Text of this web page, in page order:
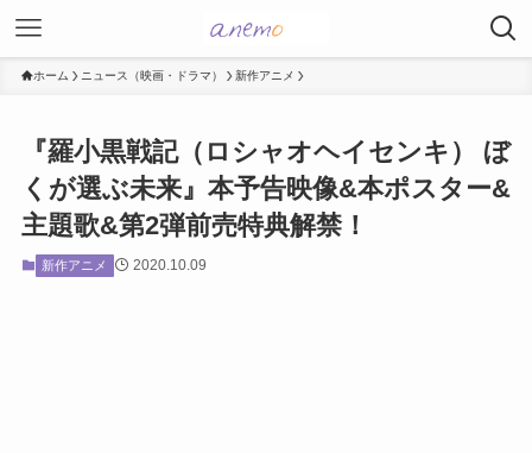
ホーム ニュース（映画・ドラマ） 新作アニメ
『羅小黒戦記（ロシャオヘイセンキ） ぼ
くが選ぶ未来』本予告映像&本ポスター&
主題歌&第2弾前売特典解禁！
新作アニメ 2020.10.09